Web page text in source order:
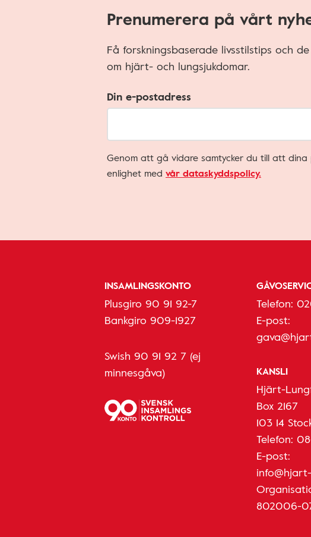
Prenumerera på vårt
Få forskningsbaserade livsstilstips och
om hjärt- och lungsjukdomar.
Din e-postadress
Genom att gå vidare samtycker du till att
enlighet med vår dataskyddspolicy.
INSAMLINGSKONTO
Plusgiro 90 91 92-7
Bankgiro 909-1927
Swish 90 91 92 7 (ej
minnesgåva)
Telefon:
E-post:
KANSLI
Hjärt-
Box 2167
103 14
Telefon:
E-post:
802006-